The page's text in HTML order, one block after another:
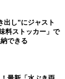
出し”にジャスト
料ストッカー」で
できる